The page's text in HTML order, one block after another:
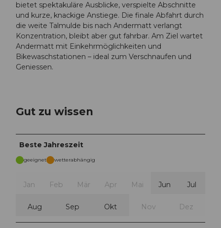
bietet spektakuläre Ausblicke, verspielte Abschnitte
und kurze, knackige Anstiege. Die finale Abfahrt durch
die weite Talmulde bis nach Andermatt verlangt
Konzentration, bleibt aber gut fahrbar. Am Ziel wartet
Andermatt mit Einkehrmöglichkeiten und
Bikewaschstationen – ideal zum Verschnaufen und
Geniessen.
Gut zu wissen
Beste Jahreszeit
geeignet wetterabhängig
Jan Feb Mär Apr Mai Jun Jul
Aug Sep Okt Nov Dez